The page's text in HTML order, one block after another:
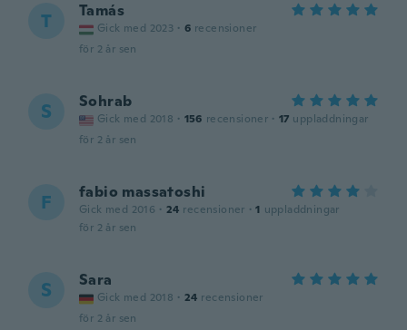
T Tamás
Gick med 2023 · 6 recensioner
för 2 år sen
S Sohrab
Gick med 2018 · 156 recensioner · 17 uppladdningar
för 2 år sen
F fabio massatoshi
Gick med 2016 · 24 recensioner · 1 uppladdningar
för 2 år sen
S Sara
Gick med 2018 · 24 recensioner
för 2 år sen